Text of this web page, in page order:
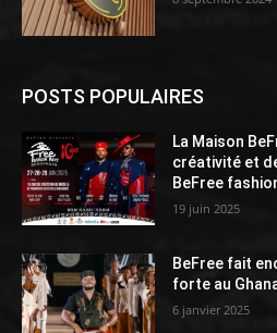
POSTS POPULAIRES
La Maison
créativité et
BeFree
19 juin 2025
BeFree fait
forte au
6 janvier 2025